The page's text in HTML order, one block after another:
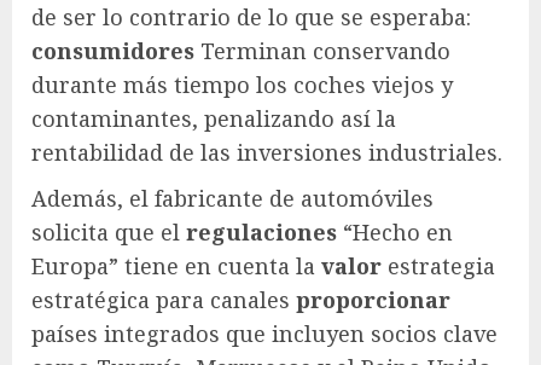
de ser lo contrario de lo que se esperaba:
consumidores Terminan conservando
durante más tiempo los coches viejos y
contaminantes, penalizando así la
rentabilidad de las inversiones industriales.
Además, el fabricante de automóviles
solicita que el regulaciones “Hecho en
Europa” tiene en cuenta la valor estrategia
estratégica para canales proporcionar
países integrados que incluyen socios clave